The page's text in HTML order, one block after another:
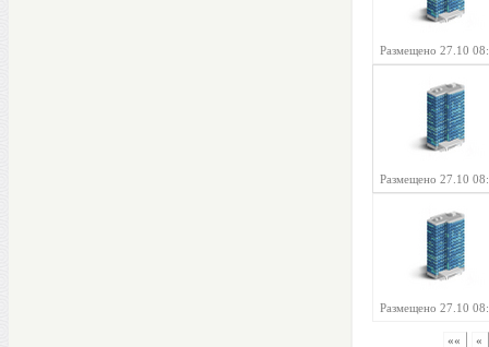
Размещено 27.10
Размещено 27.10
Размещено 27.10
«« «